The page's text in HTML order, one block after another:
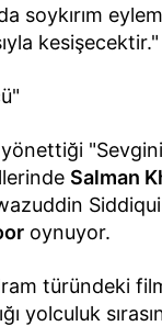
soykırım
kesişecektir."
Salman
oynuyor.
türündeki
yolculuk